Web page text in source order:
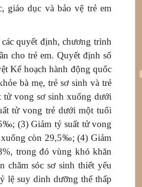
giáo dục và bảo vệ trẻ em
quyết định, chương trình
cho trẻ em. Quyết định số
Kế hoạch hành động quốc
bà mẹ, trẻ sơ sinh và trẻ
tử vong sơ sinh xuống dưới
tử vong trẻ dưới một tuổi
(3) Giảm tỷ suất tử vong
còn 29,5‰; (4) Giảm
trong đó vùng khó khăn
chăm sóc sơ sinh thiết yếu
lệ suy dinh dưỡng thể thấp